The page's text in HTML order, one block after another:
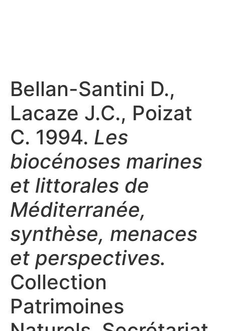
Bellan-Santini D.,
Lacaze J.C., Poizat
C. 1994. Les
biocénoses marines
et littorales de
Méditerranée,
synthèse, menaces
et perspectives.
Collection
Patrimoines